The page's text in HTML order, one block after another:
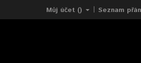
Můj účet () Seznam